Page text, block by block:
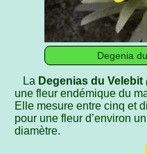
Degenia
La Degenias du Velebit
une fleur endémique du
Elle mesure entre cinq et
pour une fleur d’environ
diamètre.